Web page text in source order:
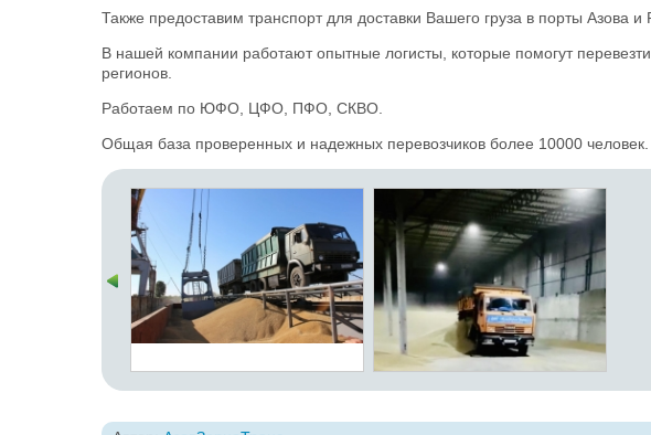
Также предоставим транспорт для доставки Вашего груза в порты Азова и
В нашей компании работают опытные логисты, которые помогут
регионов.
Работаем по ЮФО, ЦФО, ПФО, СКВО.
Общая база проверенных и надежных перевозчиков более 10000 человек.